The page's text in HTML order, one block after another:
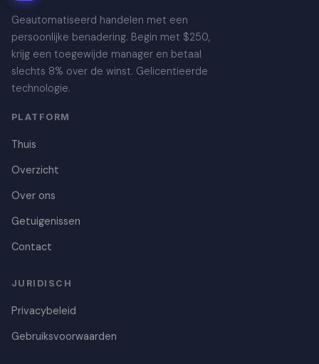
Geautomatiseerd handelen met een
persoonlijke benadering. Begin met $250,
krijg een toegewijde manager en betaal
slechts 8% over de winst. Gelicentieerde
technologie.
PLATFORM
Thuis
Overzicht
Over ons
Getuigenissen
Contact
JURIDISCH
Privacybeleid
Gebruiksvoorwaarden